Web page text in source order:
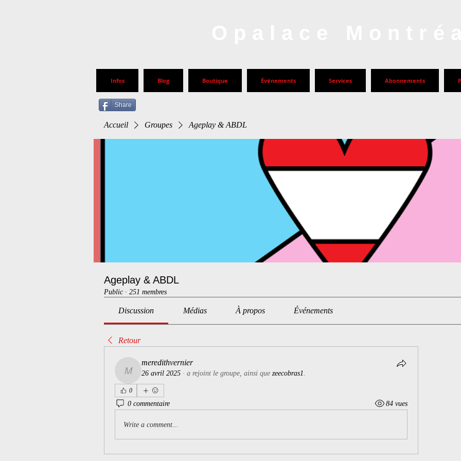
Infos Blog Boutique Événements Services Abonnements
Share
Accueil Groupes Ageplay & ABDL
Ageplay & ABDL
Public · 251 membres
Discussion Médias À propos Événements
Retour
meredithvernier
meredithvernier
26 avril 2025 · a rejoint le groupe, ainsi que zeecobras1.
0
0 commentaire 84 vues
Write a comment...